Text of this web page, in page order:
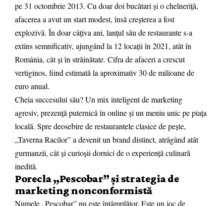
pe 31 octombrie 2013. Cu doar doi bucătari și o chelneriță,
afacerea a avut un start modest, însă creșterea a fost
explozivă. În doar câțiva ani, lanțul său de restaurante s-a
extins semnificativ, ajungând la 12 locații în 2021, atât în
România, cât și în străinătate. Cifra de afaceri a crescut
vertiginos, fiind estimată la aproximativ 30 de milioane de
euro anual.
Cheia succesului său? Un mix inteligent de marketing
agresiv, prezență puternică în online și un meniu unic pe piața
locală. Spre deosebire de restaurantele clasice de pește,
„Taverna Racilor” a devenit un brand distinct, atrăgând atât
gurmanzii, cât și curioșii dornici de o experiență culinară
inedită.
Porecla „Pescobar” și strategia de
marketing nonconformistă
Numele „Pescobar” nu este întâmplător. Este un joc de